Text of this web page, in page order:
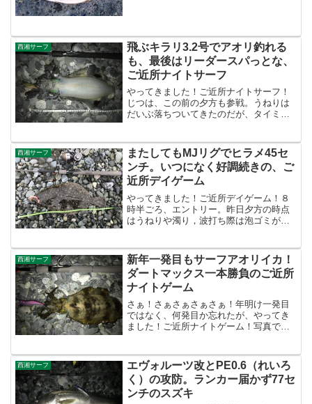
発。仕事中も...
西湘サーフ
飛ぶキラリ3.2号でアオリ釣れる
も、最後はリーダースパっとな、
ご近所ナイトサーフ
やってきました！ご近所ナイトサーフ！
じつは、この前の夕方も参戦。うねりは
だいぶ落ちついてきたのだが、タイミン
流れも出ていたので、釣れそうな雰囲気
だったが、魚もイカも当た...
西湘サーフ
またしてもMJリグでヒラメ45セ
ンチ。いつになく好調続きの、ご
近所デイゲーム
やってきました！ご近所デイゲーム！８
時半ごろ、エントリー。昨日夕方の時点
はうねりや濁り，波打ち際は泡ゴミがき
まに大きめのうねりと波がくるものの、
ガチャガチャするほどでは...
西湘サーフ
新年一発目もサーフアオリイカ！
ダートマックス一本勝負のご近所
ナイトゲーム
さぁ！さぁさぁさぁさぁ！年明け一発目
ではなく、何発目か忘れたが、やってき
ました！ご近所ナイトゲーム！写真では
続く。本音はグッドサイズのスズキを釣
りたいんだけど、魚の付き...
西湘サーフ
エヴォルーツ改とPE0.6（れいろ
く）の攻防。ランカー届かず77セ
ンチのスズキ